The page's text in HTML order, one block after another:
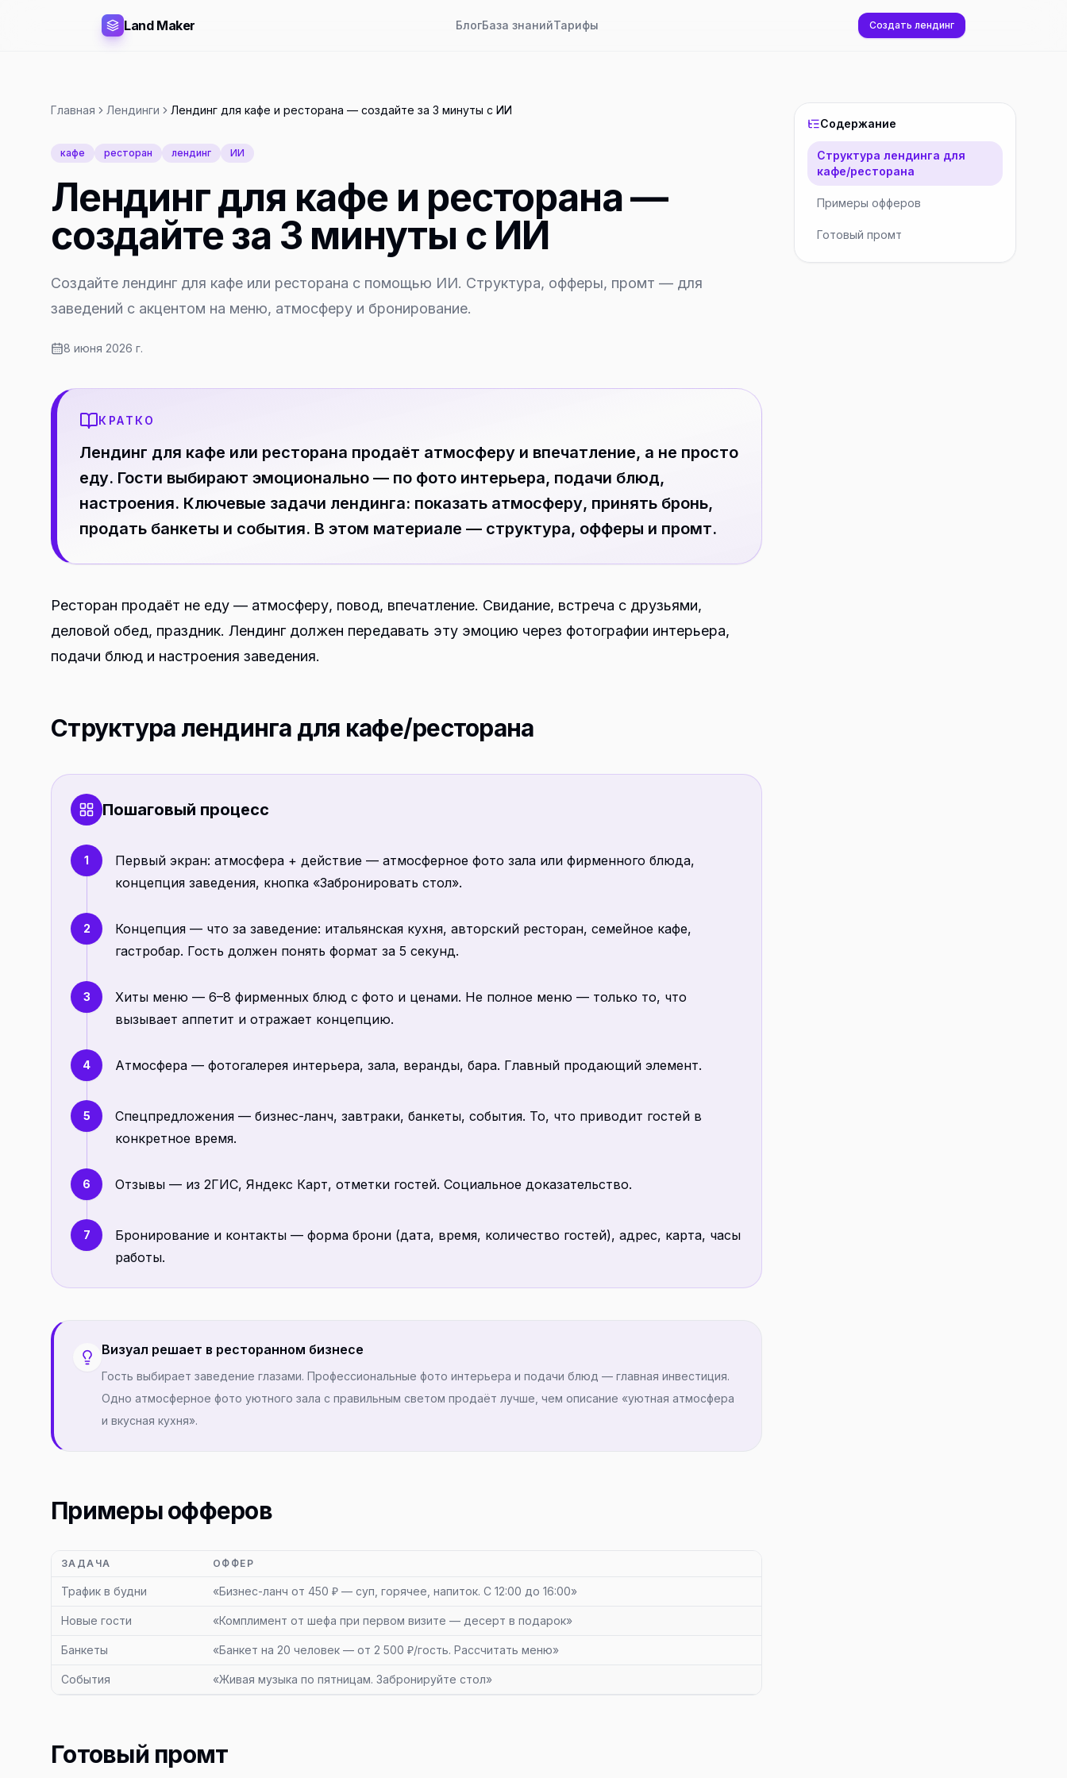
Land Maker БлогБаза знанийТарифы Создать лендинг
Главная Лендинги Лендинг для кафе и ресторана — создайте за 3 минуты с ИИ
кафе ресторан лендинг ИИ
Лендинг для кафе и ресторана —
создайте за 3 минуты с ИИ
Создайте лендинг для кафе или ресторана с помощью ИИ. Структура, офферы, промт — для
заведений с акцентом на меню, атмосферу и бронирование.
8 июня 2026 г.
КРАТКО
Лендинг для кафе или ресторана продаёт атмосферу и впечатление, а не просто
еду. Гости выбирают эмоционально — по фото интерьера, подачи блюд,
настроения. Ключевые задачи лендинга: показать атмосферу, принять бронь,
продать банкеты и события. В этом материале — структура, офферы и промт.
Ресторан продаёт не еду — атмосферу, повод, впечатление. Свидание, встреча с друзьями,
деловой обед, праздник. Лендинг должен передавать эту эмоцию через фотографии интерьера,
подачи блюд и настроения заведения.
Структура лендинга для кафе/ресторана
Пошаговый процесс
1
Первый экран: атмосфера + действие — атмосферное фото зала или фирменного блюда,
концепция заведения, кнопка «Забронировать стол».
2
Концепция — что за заведение: итальянская кухня, авторский ресторан, семейное кафе,
гастробар. Гость должен понять формат за 5 секунд.
3
Хиты меню — 6–8 фирменных блюд с фото и ценами. Не полное меню — только то, что
вызывает аппетит и отражает концепцию.
4 Атмосфера — фотогалерея интерьера, зала, веранды, бара. Главный продающий элемент.
5
Спецпредложения — бизнес-ланч, завтраки, банкеты, события. То, что приводит гостей в
конкретное время.
6 Отзывы — из 2ГИС, Яндекс Карт, отметки гостей. Социальное доказательство.
7
Бронирование и контакты — форма брони (дата, время, количество гостей), адрес, карта, часы
работы.
Визуал решает в ресторанном бизнесе
Гость выбирает заведение глазами. Профессиональные фото интерьера и подачи блюд — главная инвестиция.
Одно атмосферное фото уютного зала с правильным светом продаёт лучше, чем описание «уютная атмосфера
и вкусная кухня».
Примеры офферов
ЗАДАЧА ОФФЕР
Трафик в будни «Бизнес-ланч от 450 ₽ — суп, горячее, напиток. С 12:00 до 16:00»
Новые гости «Комплимент от шефа при первом визите — десерт в подарок»
Банкеты «Банкет на 20 человек — от 2 500 ₽/гость. Рассчитать меню»
События «Живая музыка по пятницам. Забронируйте стол»
Готовый промт
Содержание
Структура лендинга для
кафе/ресторана
Примеры офферов
Готовый промт